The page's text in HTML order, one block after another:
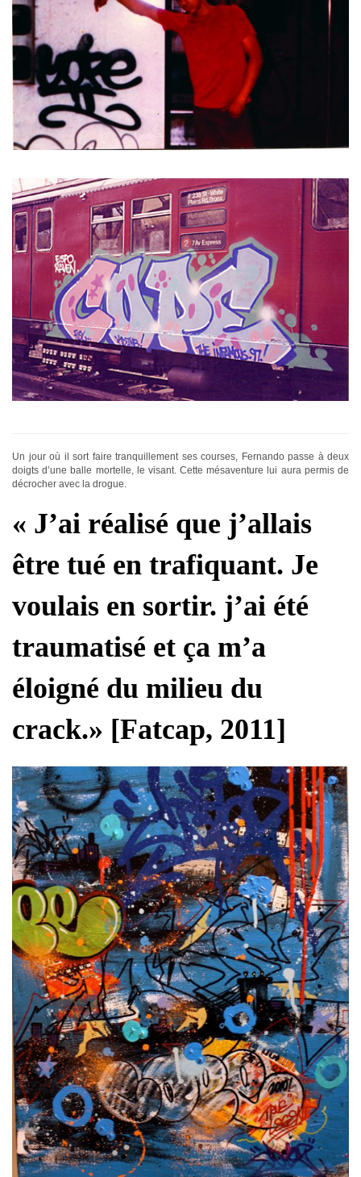
Un jour où il sort faire tranquillement ses courses, Fernando passe à deux
doigts d’une balle mortelle, le visant. Cette mésaventure lui aura permis de
décrocher avec la drogue.
« J’ai réalisé que j’allais
être tué en trafiquant. Je
voulais en sortir. j’ai été
traumatisé et ça m’a
éloigné du milieu du
crack.» [Fatcap, 2011]